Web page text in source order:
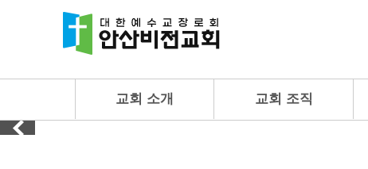
교회 소개 교회 조직